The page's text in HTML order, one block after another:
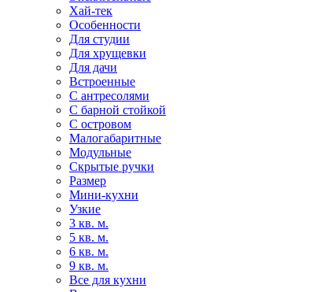
Хай-тек
Особенности
Для студии
Для хрущевки
Для дачи
Встроенные
С антресолями
С барной стойкой
С островом
Малогабаритные
Модульные
Скрытые ручки
Размер
Мини-кухни
Узкие
3 кв. м.
5 кв. м.
6 кв. м.
9 кв. м.
Все для кухни